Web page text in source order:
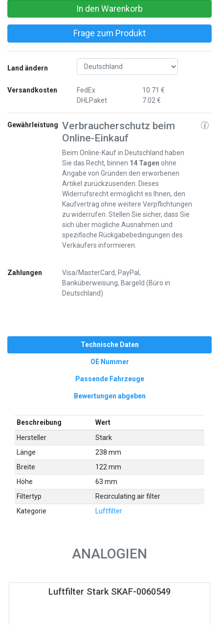
In den Warenkorb
Frage zum Produkt
Land ändern
Versandkosten
FedEx
DHLPaket
10.71 €
7.02 €
Gewährleistung Verbraucherschutz beim
Online-Einkauf
Beim Online-Kauf in Deutschland haben
Sie das Recht, binnen 14 Tagen ohne
Angabe von Gründen den erworbenen
Artikel zurückzusenden. Dieses
Widerrufsrecht ermöglicht es Ihnen, den
Kaufvertrag ohne weitere Verpflichtungen
zu widerrufen. Stellen Sie sicher, dass Sie
sich über mögliche Ausnahmen und
spezifische Rückgabebedingungen des
Verkäufers informieren.
Zahlungen
Visa/MasterCard, PayPal,
Banküberweisung, Bargeld (Büro in
Deutschland)
Technische Daten
OE Nummer
Passende Fahrzeuge
Bewertungen abgeben
Beschreibung
Wert
Hersteller
Stark
Länge
238 mm
Breite
122 mm
Höhe
63 mm
Filtertyp
Recirculating air filter
Kategorie
Luftfilter
ANALOGIEN
Luftfilter Stark SKAF-0060549